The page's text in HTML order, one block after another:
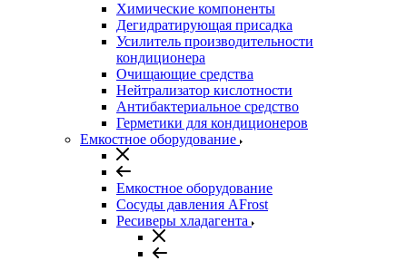
Химические компоненты
Дегидратирующая присадка
Усилитель производительности
кондиционера
Очищающие средства
Нейтрализатор кислотности
Антибактериальное средство
Герметики для кондиционеров
Емкостное оборудование
Емкостное оборудование
Сосуды давления AFrost
Ресиверы хладагента